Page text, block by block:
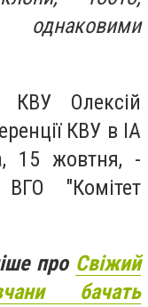
Олексій
КВУ в ІА
15 жовтня, -
ВГО "Комітет
про Свіжий
бачать